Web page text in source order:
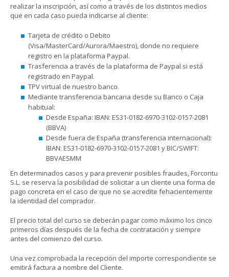
realizar la inscripción, así como a través de los distintos medios
que en cada caso pueda indicarse al cliente:
Tarjeta de crédito o Debito
(Visa/MasterCard/Aurora/Maestro), donde no requiere
registro en la plataforma Paypal.
Trasferencia a través de la plataforma de Paypal si está
registrado en Paypal.
TPV virtual de nuestro banco.
Mediante transferencia bancaria desde su Banco o Caja
habitual:
Desde España: IBAN: ES31-0182-6970-3102-0157-2081
(BBVA)
Desde fuera de España (transferencia internacional):
IBAN: ES31-0182-6970-3102-0157-2081 y BIC/SWIFT:
BBVAESMM
En determinados casos y para prevenir posibles fraudes, Forcontu
S.L. se reserva la posibilidad de solicitar a un cliente una forma de
pago concreta en el caso de que no se acredite fehacientemente
la identidad del comprador.
El precio total del curso se deberán pagar como máximo los cinco
primeros días después de la fecha de contratación y siempre
antes del comienzo del curso.
Una vez comprobada la recepción del importe correspondiente se
emitirá factura a nombre del Cliente.